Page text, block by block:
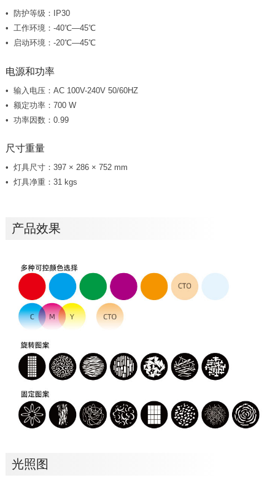
防护等级：IP30
工作环境：-40℃—45℃
启动环境：-20℃—45℃
电源和功率
输入电压：AC 100V-240V 50/60HZ
额定功率：700 W
功率因数：0.99
尺寸重量
灯具尺寸：397 × 286 × 752 mm
灯具净重：31 kgs
产品效果
光照图